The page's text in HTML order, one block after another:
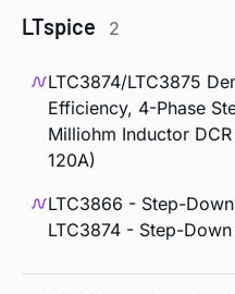
LTspice 2
LTC3874/LTC3875
Efficiency, 4-Phase
Milliohm Inductor
120A)
LTC3866 - Step-
LTC3874 - Step-